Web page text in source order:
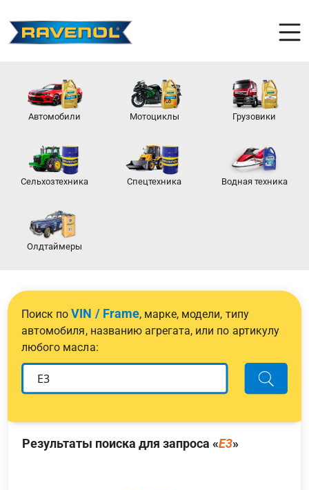
Автомобили Мотоциклы Грузовики
Сельхозтехника Спецтехника Водная техника
Олдтаймеры
Поиск поVIN / Frame, марке, модели, типу
автомобиля, названию агрегата, или по артикулу
любого масла:
Результаты поиска для запроса «E3»